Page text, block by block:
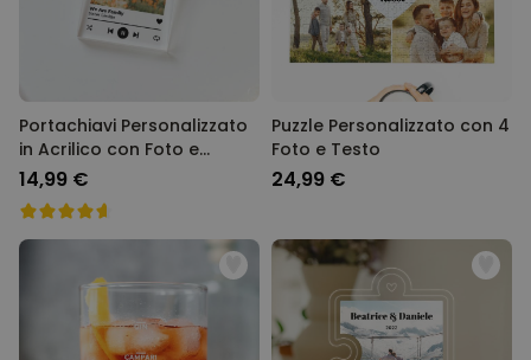
Portachiavi Personalizzato
in Acrilico con Foto e
Canzone
14,99 €
Puzzle Personalizzato con 4
Foto e Testo
24,99 €